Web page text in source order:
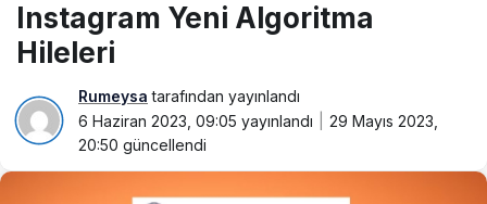
Instagram Yeni Algoritma
Hileleri
Rumeysa tarafından yayınlandı
6 Haziran 2023, 09:05 yayınlandı
29 Mayıs 2023,
20:50 güncellendi